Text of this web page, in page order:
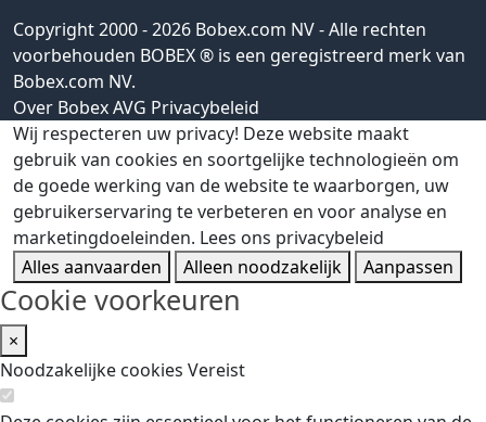
Copyright 2000 - 2026 Bobex.com NV - Alle rechten
voorbehouden BOBEX ® is een geregistreerd merk van
Bobex.com NV.
Over BobexAVG Privacybeleid
Wij respecteren uw privacy! Deze website maakt
gebruik van cookies en soortgelijke technologieën om
de goede werking van de website te waarborgen, uw
gebruikerservaring te verbeteren en voor analyse en
marketingdoeleinden. Lees ons privacybeleid
Alles aanvaarden
Alleen noodzakelijk Aanpassen
Cookie voorkeuren
×
Noodzakelijke cookies Vereist